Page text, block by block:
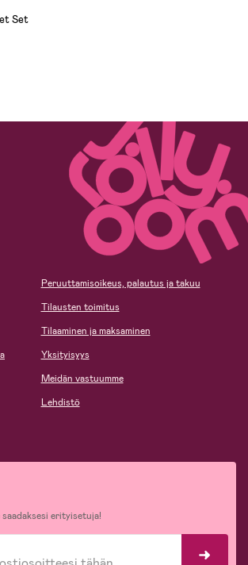
Set
Peruuttamisoikeus, palautus ja takuu
Tilausten toimitus
Tilaaminen ja maksaminen
Yksityisyys
Meidän vastuumme
Lehdistö
erityisetuja!